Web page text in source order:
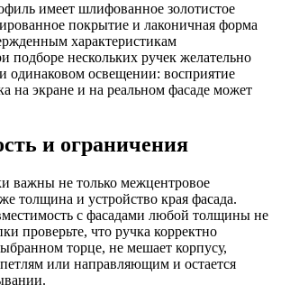
имеет шлифованное золотистое
покрытие и лаконичная форма
характеристикам
подборе нескольких ручек желательно
одинаковом освещении: восприятие
на экране и на реальном фасаде может
и ограничения
важны не только межцентровое
толщина и устройство края фасада.
с фасадами любой толщины не
проверьте, что ручка корректно
торце, не мешает корпусу,
или направляющим и остается